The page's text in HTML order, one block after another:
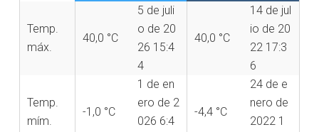
Temp.
máx.
40,0 °C
5 de juli
o de 20
26 15:4
4
40,0 °C
14 de jul
io de 20
22 17:3
6
Temp.
mím.
-1,0 °C
1 de en
ero de 2
026 6:4
-4,4 °C
24 de e
nero de
2022 1